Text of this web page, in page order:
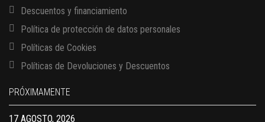
Descuentos y financiamiento
Política de protección de datos personales
Políticas de Cookies
Políticas de Devoluciones y Descuentos
PRÓXIMAMENTE
13 AGOSTO, 2026
Finanzas para no financieros
17 AGOSTO, 2026
Gerencia de empresas familiares
17 AGOSTO, 2026